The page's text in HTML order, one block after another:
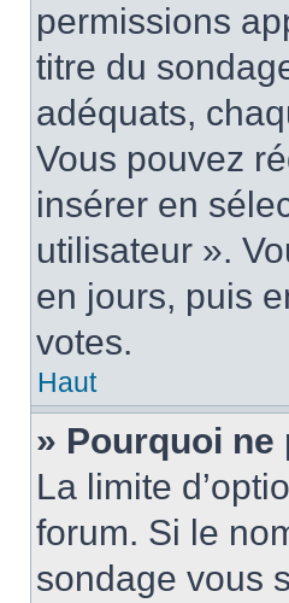
permissions
titre du
adéquats,
Vous pouvez
insérer en
utilisateur ».
en jours, puis
votes.
Haut
» Pourquoi ne
La limite
forum. Si le
sondage vous